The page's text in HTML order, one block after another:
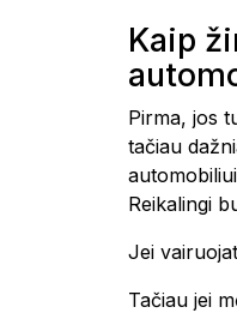
Kaip
Pirma, jos
tačiau
Reikalingi
Jei
Tačiau jei